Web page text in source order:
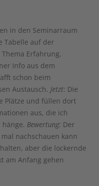
in den Seminarraum
Tabelle auf der
Erfahrung,
Info aus dem
schon beim
Austausch. Jetzt: Die
Plätze und füllen dort
aus, die ich
Bewertung: Der
nachschauen kann
aber die lockernde
am Anfang gehen